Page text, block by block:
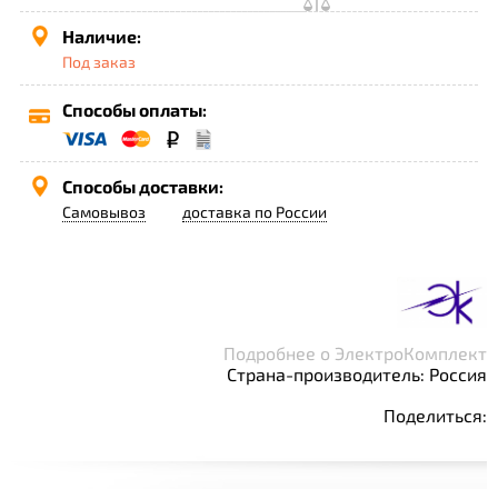
Наличие:
Под заказ
Способы оплаты:
Способы доставки:
Самовывоз доставка по России
Подробнее о ЭлектроКомплект
Страна-производитель: Россия
Поделиться: